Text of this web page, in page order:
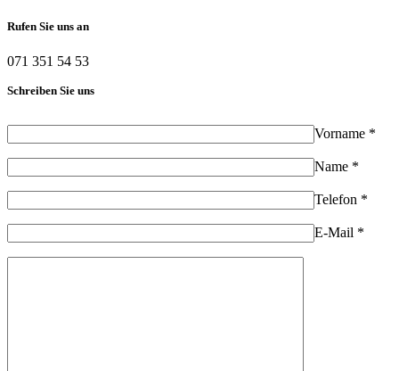
Rufen Sie uns an
071 351 54 53
Schreiben Sie uns
Vorname *
Name *
Telefon *
E-Mail *